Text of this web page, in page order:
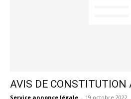
AVIS DE CONSTITUTION
Service annonce légale - 19 octobre 2022